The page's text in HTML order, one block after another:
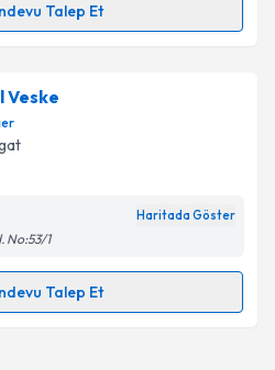
Talep Et
Talebi
için randevu takvimi talebi
randevu almanız için bir
e-posta ile bilgilendireceğiz.
işlenmesine ilişkin
ve kişisel verilerimin belirtilen
Veske
Haritada Göster
No:53/1
Talep Et
Talebi